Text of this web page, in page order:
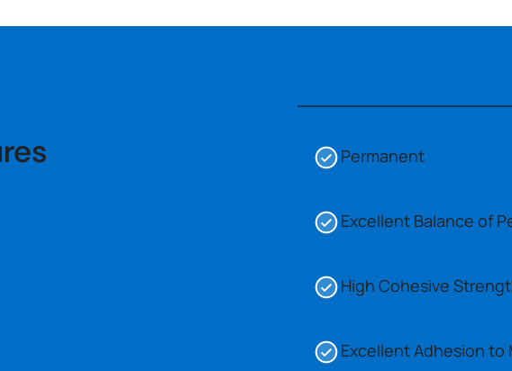
Permanent
Excellent Balance of
High Cohesive
Excellent Adhesion to